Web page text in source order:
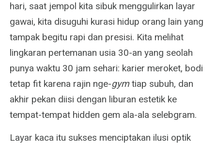
hari, saat jempol kita sibuk menggulirkan layar
gawai, kita disuguhi kurasi hidup orang lain yang
tampak begitu rapi dan presisi. Kita melihat
lingkaran pertemanan usia 30-an yang seolah
punya waktu 30 jam sehari: karier meroket, bodi
tetap fit karena rajin nge-gymtiap subuh, dan
akhir pekan diisi dengan liburan estetik ke
tempat-tempat hidden gem ala-ala selebgram.
Layar kaca itu sukses menciptakan ilusi optik